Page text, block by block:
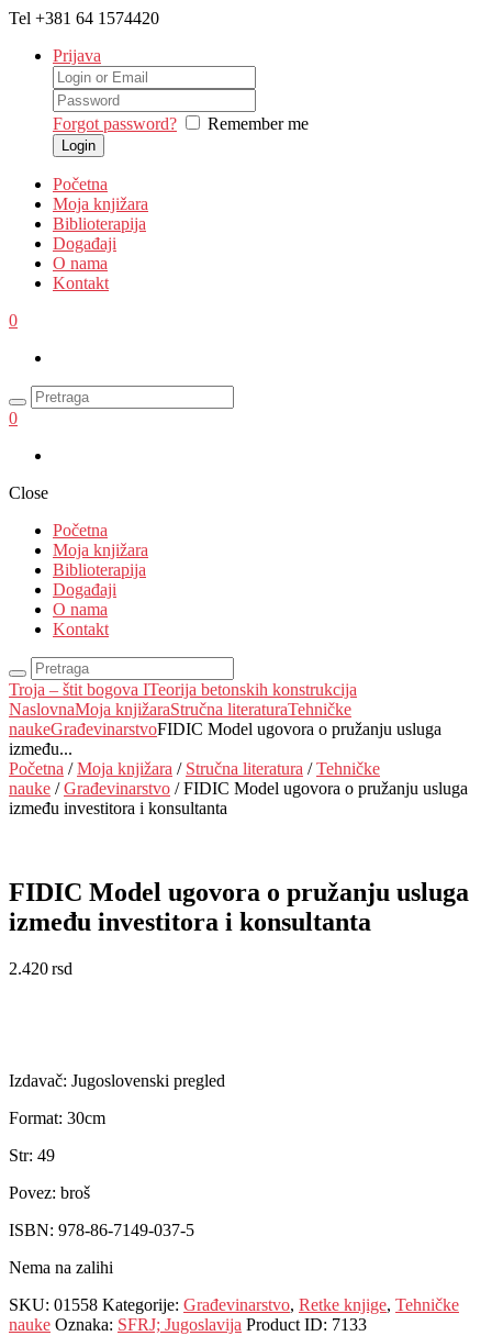
Tel +381 64 1574420
Prijava
Forgot password? Remember me
Početna
Moja knjižara
Biblioterapija
Događaji
O nama
Kontakt
0
0
Close
Početna
Moja knjižara
Biblioterapija
Događaji
O nama
Kontakt
Troja – štit bogova ITeorija betonskih konstrukcija
NaslovnaMoja knjižaraStručna literaturaTehničke
naukeGrađevinarstvoFIDIC Model ugovora o pružanju usluga
između...
Početna /Moja knjižara / Stručna literatura /Tehničke
nauke /Građevinarstvo / FIDIC Model ugovora o pružanju usluga
između investitora i konsultanta
FIDIC Model ugovora o pružanju usluga
između investitora i konsultanta
2.420rsd
Izdavač: Jugoslovenski pregled
Format: 30cm
Str: 49
Povez: broš
ISBN: 978-86-7149-037-5
Nema na zalihi
SKU: 01558 Kategorije: Građevinarstvo, Retke knjige, Tehničke
nauke Oznaka: SFRJ; Jugoslavija Product ID: 7133